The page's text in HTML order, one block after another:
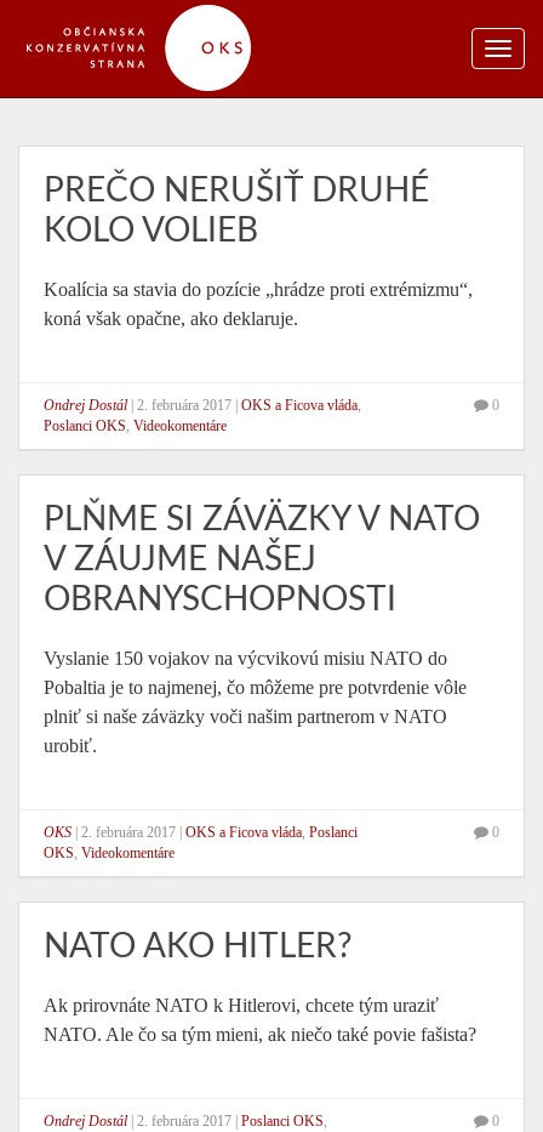
PREČO NERUŠIŤ DRUHÉ
KOLO VOLIEB
Koalícia sa stavia do pozície „hrádze proti extrémizmu“,
koná však opačne, ako deklaruje.
Ondrej Dostál 2. februára 2017 OKS a Ficova vláda,
Poslanci OKS, Videokomentáre
0
PLŇME SI ZÁVÄZKY V NATO
V ZÁUJME NAŠEJ
OBRANYSCHOPNOSTI
Vyslanie 150 vojakov na výcvikovú misiu NATO do
Pobaltia je to najmenej, čo môžeme pre potvrdenie vôle
plniť si naše záväzky voči našim partnerom v NATO
urobiť.
OKS 2. februára 2017 OKS a Ficova vláda, Poslanci
OKS, Videokomentáre
0
NATO AKO HITLER?
Ak prirovnáte NATO k Hitlerovi, chcete tým uraziť
NATO. Ale čo sa tým mieni, ak niečo také povie fašista?
Ondrej Dostál 2. februára 2017 Poslanci OKS,
0